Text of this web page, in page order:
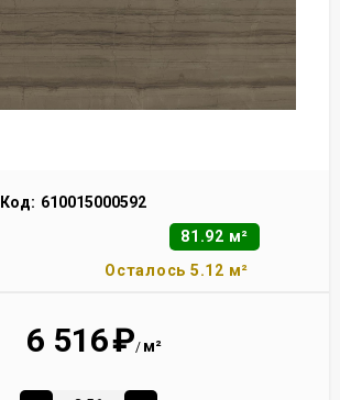
Код: 610015000592
81.92 м²
Осталось 5.12 м²
6 516₽/ м²